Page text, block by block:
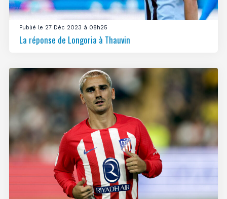
Publié le 27 Déc 2023 à 08h25
La réponse de Longoria à Thauvin